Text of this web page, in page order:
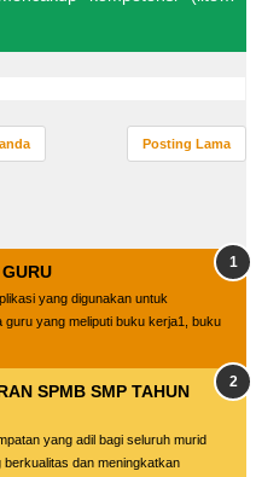
Posting Lama
yang digunakan untuk
yang meliputi buku kerja1, buku
SPMB SMP TAHUN
yang adil bagi seluruh murid
dan meningkatkan